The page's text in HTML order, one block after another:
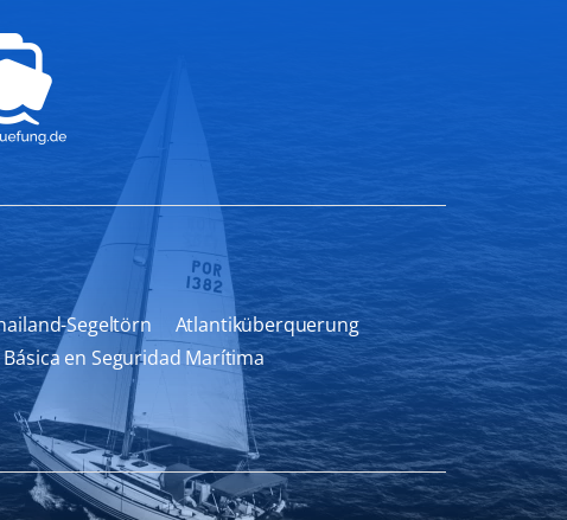
Segeltörn
Atlantiküberquerung
en Seguridad Marítima